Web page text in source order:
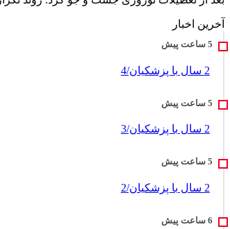
آخرین اخبار
2 سال با پزشکیان/4
2 سال با پزشکیان/3
2 سال با پزشکیان/2